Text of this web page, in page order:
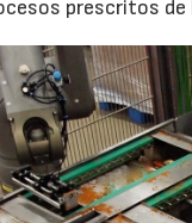
prescritos